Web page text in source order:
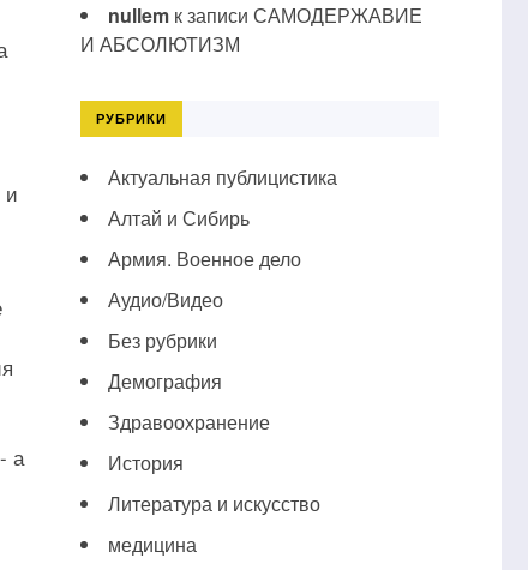
и
а
nullemк записи САМОДЕРЖАВИЕ
И АБСОЛЮТИЗМ
РУБРИКИ
Актуальная публицистика
Алтай и Сибирь
Армия. Военное дело
Аудио/Видео
Без рубрики
Демография
Здравоохранение
История
Литература и искусство
медицина